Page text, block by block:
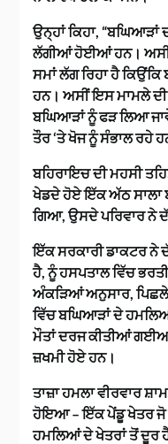
ਉਨ੍ਹਾਂ ਕਿਹਾ, “ਬਘਿਆੜਾਂ
ਲੱਗੀਆਂ ਹੋਈਆਂ ਹਨ। ਅਸੀਂ
ਸਮਾਂ ਲੱਗ ਰਿਹਾ ਹੈ
ਹਨ। ਅਸੀਂ ਇਸ ਮਾਮਲੇ ਦੀ
ਬਘਿਆੜਾਂ ਨੂੰ ਫੜ ਲਿਆ
ਤੌਰ ‘ਤੇ ਖੋਜ ਨੂੰ ਸੰਭਾਲ ਰਹੇ
ਬਹਿਰਾਇਚ ਦੀ ਮਹਸੀ
ਖੇਡਦੇ ਹੋਏ ਇੱਕ ਅੱਠ ਸਾਲਾ
ਗਿਆ, ਉਸਦੇ ਪਰਿਵਾਰ ਨੇ
ਇੱਕ ਸਰਕਾਰੀ ਡਾਕਟਰ ਨੇ
ਹੈ, ਨੂੰ ਹਸਪਤਾਲ ਵਿੱਚ
ਅੰਕੜਿਆਂ ਅਨੁਸਾਰ, ਪਿਛਲੇ
ਵਿੱਚ ਬਘਿਆੜਾਂ ਦੇ
ਮੌਤਾਂ ਦਰਜ ਕੀਤੀਆਂ
ਜ਼ਖਮੀ ਹੋਏ ਹਨ।
ਤਾਜ਼ਾ ਹਮਲਾ ਵੀਰਵਾਰ
ਹੋਇਆ – ਇੱਕ ਪੇਂਡੂ ਖੇਤਰ ਜੋ
ਹਮਲਿਆਂ ਦੇ ਖੇਤਰਾਂ ਤੋਂ ਦੂਰ